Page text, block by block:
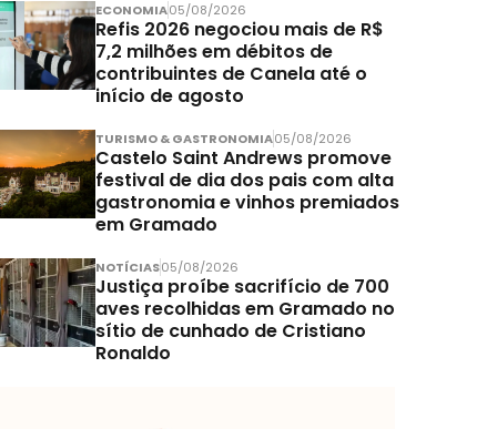
ECONOMIA05/08/2026
Refis 2026 negociou mais de R$
7,2 milhões em débitos de
contribuintes de Canela até o
início de agosto
TURISMO & GASTRONOMIA05/08/2026
Castelo Saint Andrews promove
festival de dia dos pais com alta
gastronomia e vinhos premiados
em Gramado
NOTÍCIAS05/08/2026
Justiça proíbe sacrifício de 700
aves recolhidas em Gramado no
sítio de cunhado de Cristiano
Ronaldo